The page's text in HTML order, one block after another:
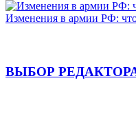
Изменения в армии РФ:
ВЫБОР